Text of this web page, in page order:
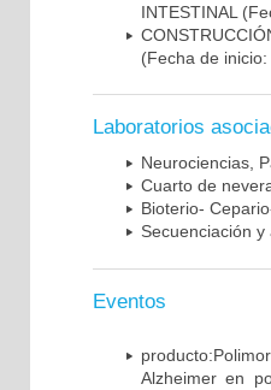
INTESTINAL
(Fecha de
Laboratorios
Neurociencias,
Cuarto de
Bioterio-
Secuenciación
Eventos
Alzheimer en